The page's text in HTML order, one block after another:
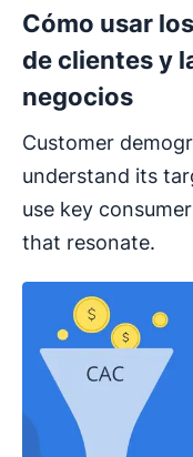
Cómo usar
de clientes y
negocios
Customer
understand its
use key
that resonate.